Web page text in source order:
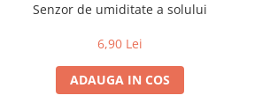
Senzor de umiditate a solului
6,90 Lei
ADAUGA IN COS